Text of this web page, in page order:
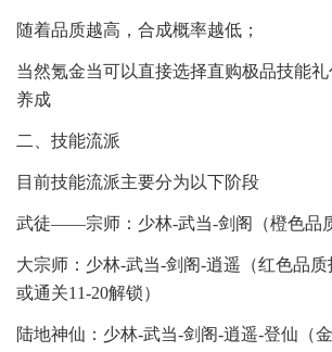
随着品质越高，合成概率越低；
当然氪金当可以直接选择直购极品技能
养成
二、技能流派
目前技能流派主要分为以下阶段
武徒——宗师：少林-武当-剑阁（橙色品
大宗师：少林-武当-剑阁-逍遥（红色品
或通关11-20解锁）
陆地神仙：少林-武当-剑阁-逍遥-登仙（